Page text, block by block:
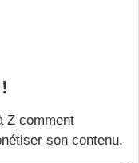
Z comment
son contenu.